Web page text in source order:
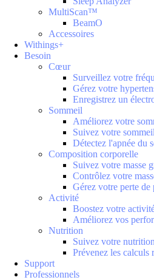
MultiScan™
BeamO
Accessoires
Withings+
Besoin
Cœur
Surveillez votre
Gérez votre
Enregistrez un
Sommeil
Améliorez votre
Suivez votre sommeil
Détectez l'apnée du
Composition corporelle
Suivez votre masse
Contrôlez votre
Gérez votre perte de
Activité
Boostez votre
Améliorez vos
Nutrition
Suivez votre nutrition
Prévenez les calculs
Support
Professionnels